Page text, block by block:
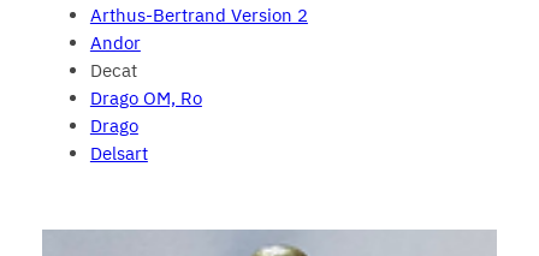
Arthus-Bertrand Version 2
Andor
Decat
Drago OM, Ro
Drago
Delsart